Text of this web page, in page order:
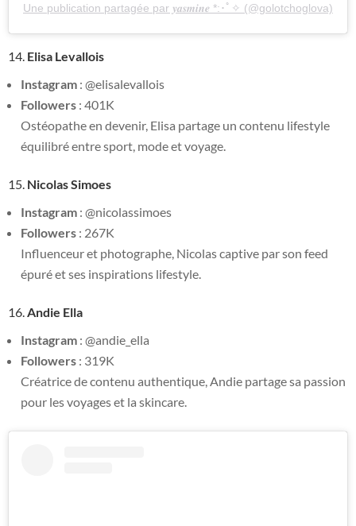
Une publication partagée par 𝒚𝒂𝒔𝒎𝒊𝒏𝒆 *:･ﾟ✧ (@golotchoglova)
14. Elisa Levallois
Instagram : @elisalevallois
Followers : 401K
Ostéopathe en devenir, Elisa partage un contenu lifestyle
équilibré entre sport, mode et voyage.
15. Nicolas Simoes
Instagram : @nicolassimoes
Followers : 267K
Influenceur et photographe, Nicolas captive par son feed
épuré et ses inspirations lifestyle.
16. Andie Ella
Instagram : @andie_ella
Followers : 319K
Créatrice de contenu authentique, Andie partage sa passion
pour les voyages et la skincare.